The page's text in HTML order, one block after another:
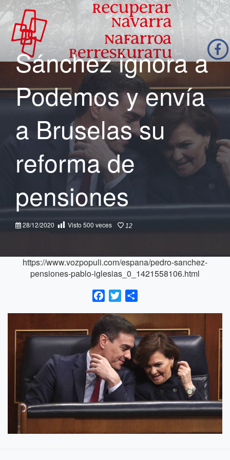
Sánchez ignora a
Podemos y envía
a Bruselas su
reforma de
pensiones
28/12/2020 Visto 500 veces 12
https://www.vozpopuli.com/espana/pedro-sanchez-
pensiones-pablo-iglesias_0_1421558106.html
Facebook
Twitter